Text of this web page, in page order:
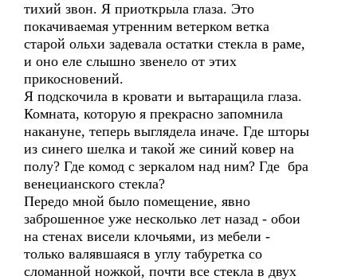
тихий звон. Я приоткрыла глаза. Это
покачиваемая утренним ветерком ветка
старой ольхи задевала остатки стекла в раме,
и оно еле слышно звенело от этих
прикосновений.
Я подскочила в кровати и вытаращила глаза.
Комната, которую я прекрасно запомнила
накануне, теперь выглядела иначе. Где шторы
из синего шелка и такой же синий ковер на
полу? Где комод с зеркалом над ним? Где бра
венецианского стекла?
Передо мной было помещение, явно
заброшенное уже несколько лет назад - обои
на стенах висели клочьями, из мебели -
только валявшаяся в углу табуретка со
сломанной ножкой, почти все стекла в двух